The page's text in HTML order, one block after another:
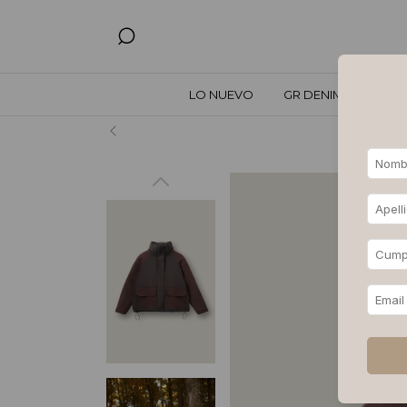
LO NUEVO GR DENIM
Hasta 3,